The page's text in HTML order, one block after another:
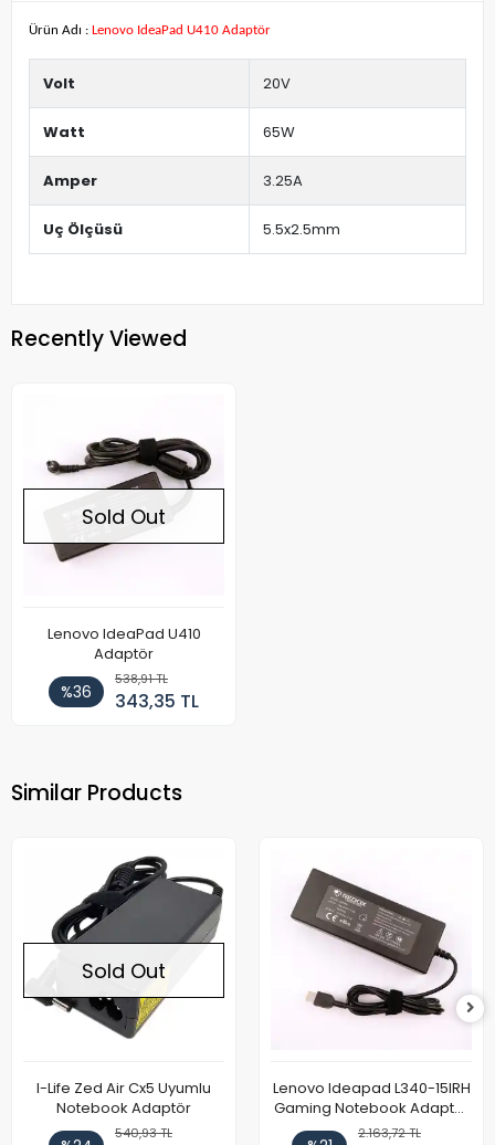
Ürün Adı : Lenovo IdeaPad U410 Adaptör
Volt 20V
Watt 65W
Amper 3.25A
Uç Ölçüsü 5.5x2.5mm
Recently Viewed
Sold Out
Lenovo IdeaPad U410
Adaptör
%36
538,91 TL
343,35 TL
Similar Products
Sold Out
I-Life Zed Air Cx5 Uyumlu
Notebook Adaptör
540,93 TL
Lenovo Ideapad L340-15IRH
Gaming Notebook Adaptör
Cihazı Şarj Aleti (150W)
2.163,72 TL